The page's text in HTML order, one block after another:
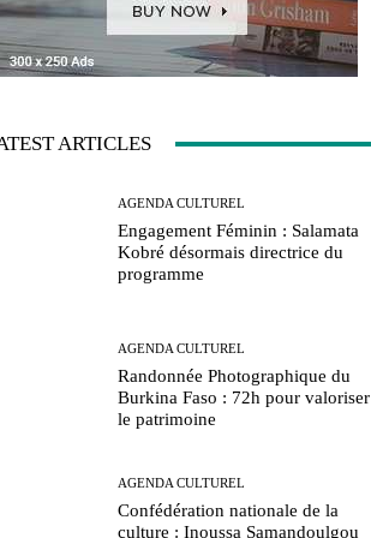
ARTICLES
AGENDA CULTUREL
Engagement Féminin : Salamata
Kobré désormais directrice du
programme
AGENDA CULTUREL
Randonnée Photographique du
Burkina Faso : 72h pour valoriser
le patrimoine
AGENDA CULTUREL
Confédération nationale de la
culture : Inoussa Samandoulgou